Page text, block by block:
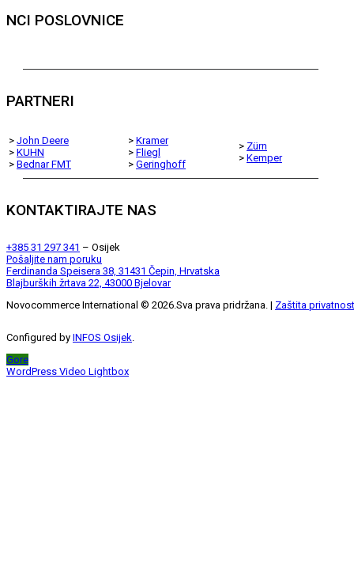
NCI POSLOVNICE
PARTNERI
> John Deere
> KUHN
> Bednar FMT
> Kramer
> Fliegl
> Geringhoff
> Zürn
> Kemper
KONTAKTIRAJTE NAS
+385 31 297 341 – Osijek
Pošaljite nam poruku
Ferdinanda Speisera 38, 31431 Čepin, Hrvatska
Blajburških žrtava 22, 43000 Bjelovar
Novocommerce International © 2026.Sva prava pridržana. | Zaštita
Configured by INFOS Osijek.
Gore
WordPress Video Lightbox